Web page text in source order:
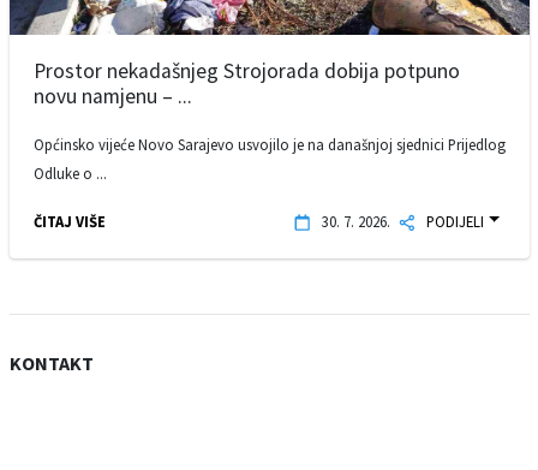
Prostor nekadašnjeg Strojorada dobija potpuno
novu namjenu – ...
Općinsko vijeće Novo Sarajevo usvojilo je na današnjoj sjednici Prijedlog
Odluke o ...
ČITAJ VIŠE 30. 7. 2026. PODIJELI
KONTAKT